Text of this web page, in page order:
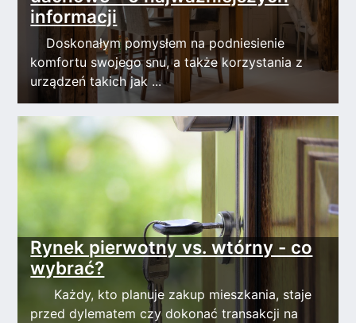
informacji
Doskonałym pomysłem na podniesienie
komfortu swojego snu, a także korzystania z
urządzeń takich jak ...
Rynek pierwotny vs. wtórny - co
wybrać?
Każdy, kto planuje zakup mieszkania, staje
przed dylematem czy dokonać transakcji na